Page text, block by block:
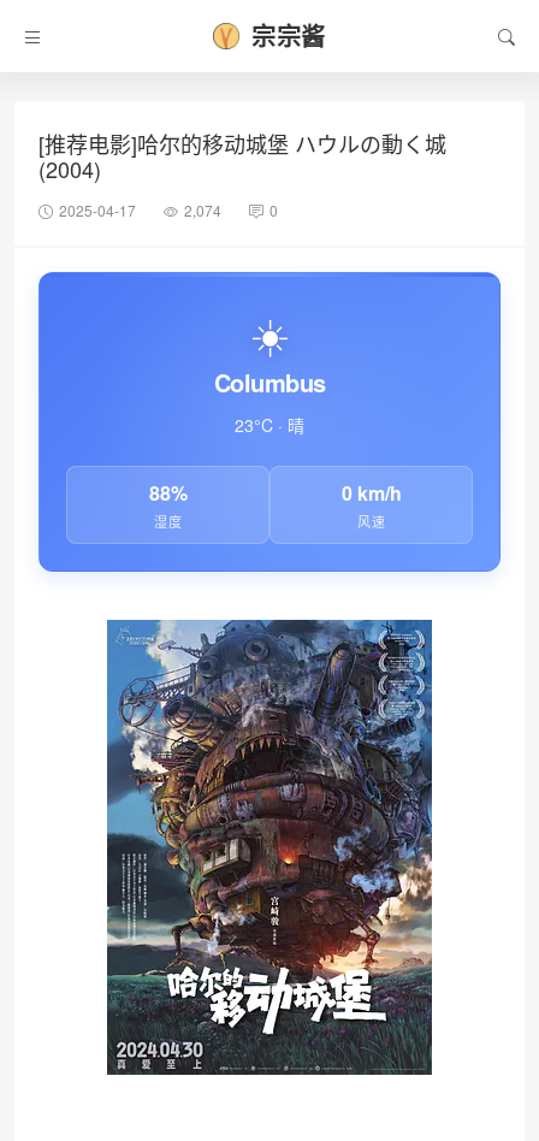
❆
宗宗酱
[推荐电影]哈尔的移动城堡 ハウルの動く城
(2004)
2025-04-17 2,074 0
☀️
Columbus
23°C · 晴
88%
湿度
0 km/h
风速